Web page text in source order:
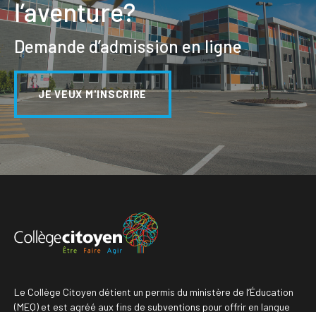
l’aventure?
Demande d’admission en ligne
JE VEUX M'INSCRIRE
Le Collège Citoyen détient un permis du ministère de l’Éducation
(MEQ) et est agréé aux fins de subventions pour offrir en langue